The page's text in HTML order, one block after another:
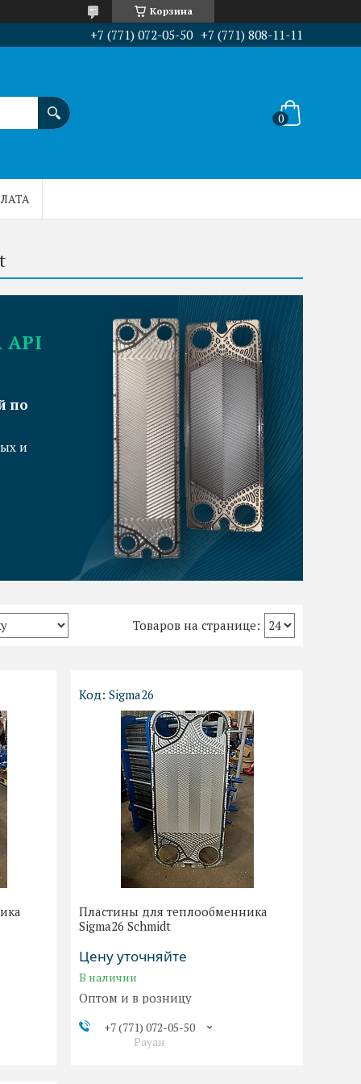
Корзина
+7 (771) 072-05-50 +7 (771) 808-11-11
API
по
и
Sigma26
Пластины для теплообменника
Sigma26 Schmidt
Цену уточняйте
В наличии
Оптом и в розницу
+7 (771) 072-05-50
Рауан